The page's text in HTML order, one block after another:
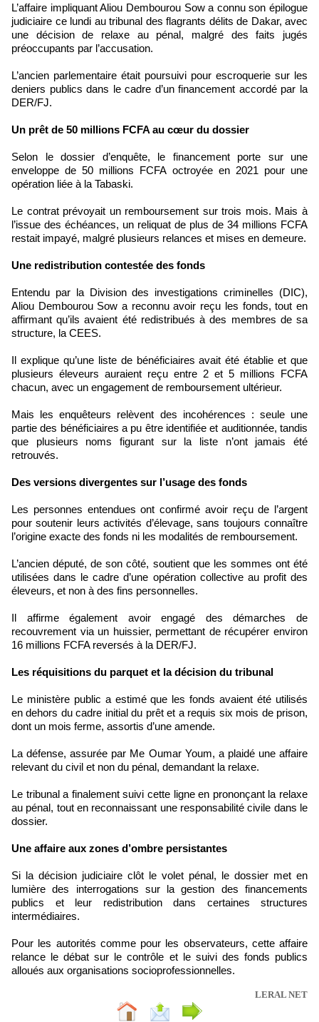
L’affaire impliquant Aliou Dembourou Sow a connu son épilogue
judiciaire ce lundi au tribunal des flagrants délits de Dakar, avec
une décision de relaxe au pénal, malgré des faits jugés
préoccupants par l’accusation.
L’ancien parlementaire était poursuivi pour escroquerie sur les
deniers publics dans le cadre d’un financement accordé par la
DER/FJ.
Un prêt de 50 millions FCFA au cœur du dossier
Selon le dossier d’enquête, le financement porte sur une
enveloppe de 50 millions FCFA octroyée en 2021 pour une
opération liée à la Tabaski.
Le contrat prévoyait un remboursement sur trois mois. Mais à
l’issue des échéances, un reliquat de plus de 34 millions FCFA
restait impayé, malgré plusieurs relances et mises en demeure.
Une redistribution contestée des fonds
Entendu par la Division des investigations criminelles (DIC),
Aliou Dembourou Sow a reconnu avoir reçu les fonds, tout en
affirmant qu’ils avaient été redistribués à des membres de sa
structure, la CEES.
Il explique qu’une liste de bénéficiaires avait été établie et que
plusieurs éleveurs auraient reçu entre 2 et 5 millions FCFA
chacun, avec un engagement de remboursement ultérieur.
Mais les enquêteurs relèvent des incohérences : seule une
partie des bénéficiaires a pu être identifiée et auditionnée, tandis
que plusieurs noms figurant sur la liste n’ont jamais été
retrouvés.
Des versions divergentes sur l’usage des fonds
Les personnes entendues ont confirmé avoir reçu de l’argent
pour soutenir leurs activités d’élevage, sans toujours connaître
l’origine exacte des fonds ni les modalités de remboursement.
L’ancien député, de son côté, soutient que les sommes ont été
utilisées dans le cadre d’une opération collective au profit des
éleveurs, et non à des fins personnelles.
Il affirme également avoir engagé des démarches de
recouvrement via un huissier, permettant de récupérer environ
16 millions FCFA reversés à la DER/FJ.
Les réquisitions du parquet et la décision du tribunal
Le ministère public a estimé que les fonds avaient été utilisés
en dehors du cadre initial du prêt et a requis six mois de prison,
dont un mois ferme, assortis d’une amende.
La défense, assurée par Me Oumar Youm, a plaidé une affaire
relevant du civil et non du pénal, demandant la relaxe.
Le tribunal a finalement suivi cette ligne en prononçant la relaxe
au pénal, tout en reconnaissant une responsabilité civile dans le
dossier.
Une affaire aux zones d’ombre persistantes
Si la décision judiciaire clôt le volet pénal, le dossier met en
lumière des interrogations sur la gestion des financements
publics et leur redistribution dans certaines structures
intermédiaires.
Pour les autorités comme pour les observateurs, cette affaire
relance le débat sur le contrôle et le suivi des fonds publics
alloués aux organisations socioprofessionnelles.
LERAL NET